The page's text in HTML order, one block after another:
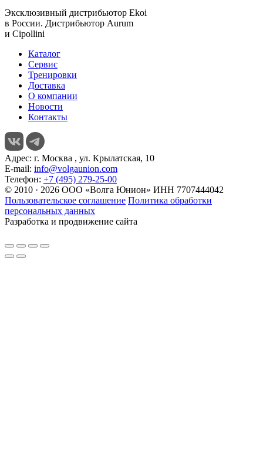
Эксклюзивный дистрибьютор Ekoi
в России. Дистрибьютор Aurum
и Cipollini
Каталог
Сервис
Тренировки
Доставка
О компании
Новости
Контакты
Адрес: г. Москва , ул. Крылатская, 10
E-mail: info@volgaunion.com
Телефон: +7 (495) 279-25-00
© 2010 · 2026 ООО «Волга Юнион» ИНН 7707444042
Пользовательское соглашение Политика обработки
персональных данных
Разработка и продвижение сайта